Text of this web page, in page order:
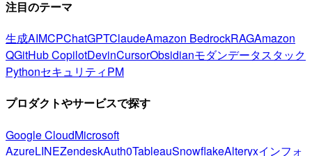
注目のテーマ
生成AIMCPChatGPTClaudeAmazon BedrockRAGAmazon
QGitHub CopilotDevinCursorObsidianモダンデータスタック
PythonセキュリティPM
プロダクトやサービスで探す
Google CloudMicrosoft
AzureLINEZendeskAuth0TableauSnowflakeAlteryxインフォ